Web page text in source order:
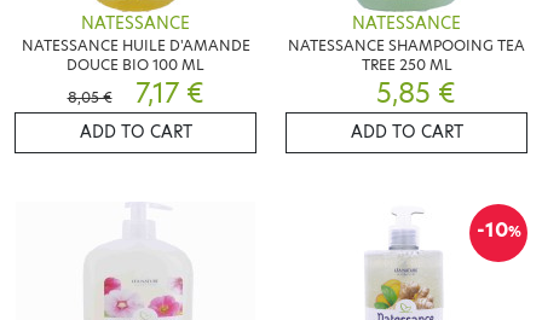
NATESSANCE
NATESSANCE HUILE D'AMANDE
DOUCE BIO 100 ML
8,05 €
7,17 €
ADD TO CART
NATESSANCE
NATESSANCE SHAMPOOING TEA
TREE 250 ML
5,85 €
ADD TO CART
-10%